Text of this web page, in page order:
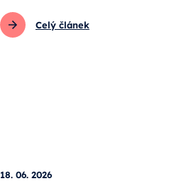
Celý článek
18. 06. 2026